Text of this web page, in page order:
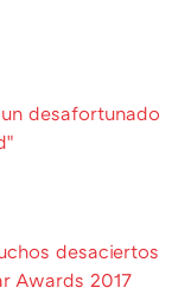
desafortunado
desaciertos
Awards 2017